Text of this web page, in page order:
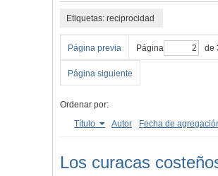
Etiquetas: reciprocidad
Página previa Página de
Página siguiente
Ordenar por:
Título
Autor Fecha de
Los curacas